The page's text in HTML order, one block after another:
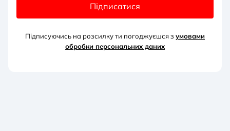
Підписатися
Підписуючись на розсилку ти погоджуєшся з умовами
обробки персональних даних